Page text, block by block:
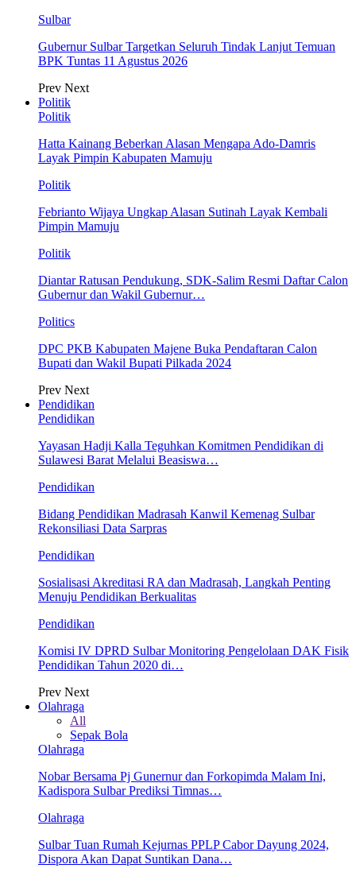
Sulbar
Gubernur Sulbar Targetkan Seluruh Tindak Lanjut Temuan
BPK Tuntas 11 Agustus 2026
Prev Next
Politik
Politik
Hatta Kainang Beberkan Alasan Mengapa Ado-Damris
Layak Pimpin Kabupaten Mamuju
Politik
Febrianto Wijaya Ungkap Alasan Sutinah Layak Kembali
Pimpin Mamuju
Politik
Diantar Ratusan Pendukung, SDK-Salim Resmi Daftar Calon
Gubernur dan Wakil Gubernur…
Politics
DPC PKB Kabupaten Majene Buka Pendaftaran Calon
Bupati dan Wakil Bupati Pilkada 2024
Prev Next
Pendidikan
Pendidikan
Yayasan Hadji Kalla Teguhkan Komitmen Pendidikan di
Sulawesi Barat Melalui Beasiswa…
Pendidikan
Bidang Pendidikan Madrasah Kanwil Kemenag Sulbar
Rekonsiliasi Data Sarpras
Pendidikan
Sosialisasi Akreditasi RA dan Madrasah, Langkah Penting
Menuju Pendidikan Berkualitas
Pendidikan
Komisi IV DPRD Sulbar Monitoring Pengelolaan DAK Fisik
Pendidikan Tahun 2020 di…
Prev Next
Olahraga
All
Sepak Bola
Olahraga
Nobar Bersama Pj Gunernur dan Forkopimda Malam Ini,
Kadispora Sulbar Prediksi Timnas…
Olahraga
Sulbar Tuan Rumah Kejurnas PPLP Cabor Dayung 2024,
Dispora Akan Dapat Suntikan Dana…